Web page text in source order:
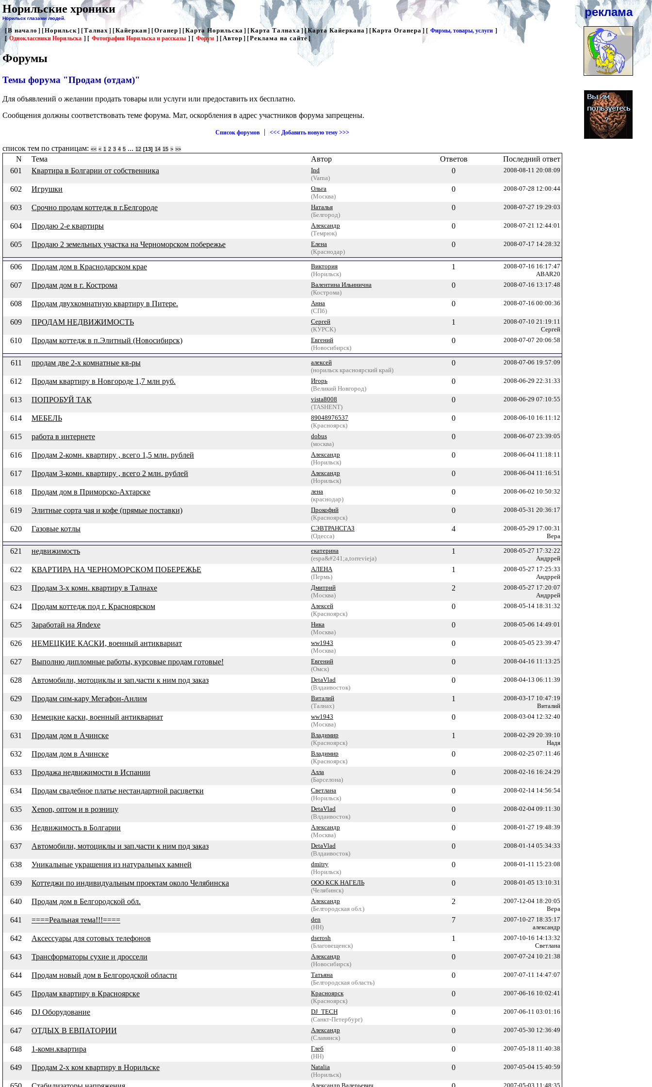
Норильские хроники
Норильск глазами людей.
[В начало ] [Норильск] [Талнах ] [Кайеркан ] [Оганер ] [Карта Норильска ] [Карта Талнаха ] [Карта Кайеркана] [Карта Оганера ] [ Фирмы, товары, услуги ]
[ Одноклассники Норильска ] [ Фотографии Норильска и рассказы ] [ Форум ] [Автор ] [Реклама на сайте]
Форумы
Темы форума "Продам (отдам)"
Для объявлений о желании продать товары или услуги или предоставить их бесплатно.
Сообщения должны соответствовать теме форума. Мат, оскорбления в адрес участников форума запрещены.
Список форумов | <<< Добавить новую тему >>>
список тем по страницам: << < 1 2 3 4 5 ... 12 [13] 14 15 > >>
N Тема Автор Ответов
Последний ответ
601
Квартира в Болгарии от собственника
Ind
(Varna)
0 2008-08-11 20:08:09
602 Игрушки
Ольга
(Москва)
0 2008-07-28 12:00:44
603 Срочно продам коттедж в г.Белгороде
Наталья
(Белгород)
0 2008-07-27 19:29:03
604 Продаю 2-е квартиры
Александр
(Темрюк)
0 2008-07-21 12:44:01
605 Продаю 2 земельных участка на Черноморском побережье
Елена
(Краснодар)
0 2008-07-17 14:28:32
606 Продам дом в Краснодарском крае
Виктория
(Норильск)
1
2008-07-16 16:17:47
ABAR20
607 Продам дом в г. Кострома
Валентина Ильинична
(Кострома)
0 2008-07-16 13:17:48
608 Продам двухкомнатную квартиру в Питере.
Анна
(СПб)
0 2008-07-16 00:00:36
609 ПРОДАМ НЕДВИЖИМОСТЬ
Сергей
(КУРСК)
1
2008-07-10 21:19:11
Сергей
610 Продам коттедж в п.Элитный (Новосибирск)
Евгений
(Новосибирск)
0 2008-07-07 20:06:58
611 продам две 2-х комнатные кв-ры
алексей
(норильск красноярский край)
0 2008-07-06 19:57:09
612 Продам квартиру в Новгороде 1,7 млн руб.
Игорь
(Великий Новгород)
0 2008-06-29 22:31:33
613 ПОПРОБУЙ ТАК
vista8008
(TASHENT)
0 2008-06-29 07:10:55
614 МЕБЕЛЬ
89048976537
(Красноярск)
0 2008-06-10 16:11:12
615 работа в интернете
dobus
(москва)
0 2008-06-07 23:39:05
616 Продам 2-комн. квартиру , всего 1,5 млн. рублей
Александр
(Норильск)
0 2008-06-04 11:18:11
617 Продам 3-комн. квартиру , всего 2 млн. рублей
Александр
(Норильск)
0 2008-06-04 11:16:51
618 Продам дом в Приморско-Ахтарске
лена
(краснодар)
0 2008-06-02 10:50:32
619 Элитные сорта чая и кофе (прямые поставки)
Прокофий
(Красноярск)
0 2008-05-31 20:36:17
620 Газовые котлы
СЭВТРАНСГАЗ
(Одесса)
4
2008-05-29 17:00:31
Вера
621 недвижимость
екатерина
(espa&#241;a,torrevieja)
1
2008-05-27 17:32:22
Андррей
622 КВАРТИРА НА ЧЕРНОМОРСКОМ ПОБЕРЕЖЬЕ
АЛЕНА
(Пермь)
1
2008-05-27 17:25:33
Андррей
623 Продам 3-х комн. квартиру в Талнахе
Дмитрий
(Москва)
2
2008-05-27 17:20:07
Андррей
624 Продам коттедж под г. Красноярском
Алексей
(Красноярск)
0 2008-05-14 18:31:32
625 Заработай на Яndexe
Ника
(Москва)
0 2008-05-06 14:49:01
626 НЕМЕЦКИЕ КАСКИ, военный антиквариат
ww1943
(Москва)
0 2008-05-05 23:39:47
627 Выполню дипломные работы, курсовые продам готовые!
Евгений
(Омск)
0 2008-04-16 11:13:25
628 Автомобили, мотоциклы и зап.части к ним под заказ
DetaVlad
(Влдаивосток)
0 2008-04-13 06:11:39
629 Продам сим-кару Мегафон-Анлим
Виталий
(Талнах)
1
2008-03-17 10:47:19
Виталий
630 Немецкие каски, военный антиквариат
ww1943
(Москва)
0 2008-03-04 12:32:40
631 Продам дом в Ачинске
Владимир
(Красноярск)
1
2008-02-29 20:39:10
Надя
632 Продам дом в Ачинске
Владимир
(Красноярск)
0 2008-02-25 07:11:46
633 Продажа недвижимости в Испании
Алла
(Барселона)
0 2008-02-16 16:24:29
634 Продам свадебное платье нестандартной расцветки
Светлана
(Норильск)
0 2008-02-14 14:56:54
635 Xenon, оптом и в розницу
DetaVlad
(Влдаивосток)
0 2008-02-04 09:11:30
636 Недвижимость в Болгарии
Александр
(Москва)
0 2008-01-27 19:48:39
637 Автомобили, мотоциклы и зап.части к ним под заказ
DetaVlad
(Влдаивосток)
0 2008-01-14 05:34:33
638 Уникальные украшения из натуральных камней
dmitry
(Норильск)
0 2008-01-11 15:23:08
639 Коттеджи по индивидуальным проектам около Челябинска
ООО КСК НАГЕЛЬ
(Челябинск)
0 2008-01-05 13:10:31
640 Продам дом в Белгородской обл.
Александр
(Белгородская обл.)
2
2007-12-04 18:20:05
Вера
641 ====Реальная тема!!!====
den
(НН)
7
2007-10-27 18:35:17
александр
642 Аксессуары для сотовых телефонов
dserosh
(Благовещенск)
1
2007-10-16 14:13:32
Светлана
643 Трансформаторы сухие и дроссели
Александр
(Новосибирск)
0 2007-07-24 10:21:38
644 Продам новый дом в Белгородской области
Татьяна
(Белгородская область)
0 2007-07-11 14:47:07
645 Продам квартиру в Красноярске
Красноярск
(Красноярск)
0 2007-06-16 10:02:41
646 DJ Оборудование
DJ_TECH
(Санкт-Петербург)
0 2007-06-11 03:01:16
647 ОТДЫХ В ЕВПАТОРИИ
Александр
(Славянск)
0 2007-05-30 12:36:49
648 1-комн.квартира
Глеб
(НН)
0 2007-05-18 11:40:38
649 Продам 2-х ком квартиру в Норильске
Natalia
(Норильск)
0 2007-05-04 15:40:59
Александр Валерьевич 2007-05-03 11:48:35
реклама